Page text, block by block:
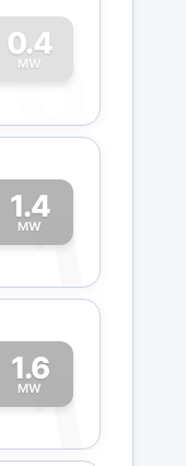
0.4
MW
0
1.4
MW
1
1.6
MW
1